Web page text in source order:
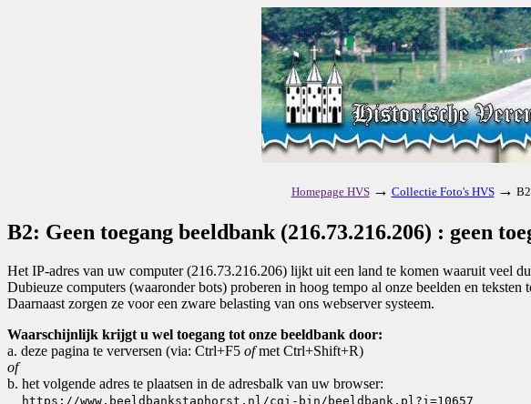
Homepage HVS → Collectie Foto's HVS →
B2: Geen toegang beeldbank (216.73.216.206) : geen
Het IP-adres van uw computer (216.73.216.206) lijkt uit een land te komen waaruit veel
Dubieuze computers (waaronder bots) proberen in hoog tempo al onze beelden en teksten
Daarnaast zorgen ze voor een zware belasting van ons webserver systeem.
Waarschijnlijk krijgt u wel toegang tot onze beeldbank door:
a. deze pagina te verversen (via: Ctrl+F5 ofmet Ctrl+Shift+R)
of
b. het volgende adres te plaatsen in de adresbalk van uw browser:
https://www.beeldbankstaphorst.nl/cgi-bin/beeldbank.pl?i=10657